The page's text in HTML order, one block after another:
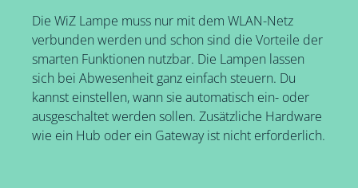
Die WiZ Lampe muss nur mit dem WLAN-Netz
verbunden werden und schon sind die Vorteile der
smarten Funktionen nutzbar. Die Lampen lassen
sich bei Abwesenheit ganz einfach steuern. Du
kannst einstellen, wann sie automatisch ein- oder
ausgeschaltet werden sollen. Zusätzliche Hardware
wie ein Hub oder ein Gateway ist nicht erforderlich.